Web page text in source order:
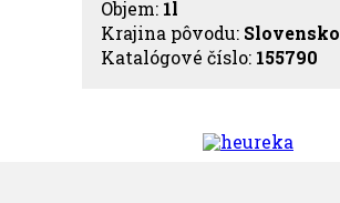
Objem: 1l
Krajina pôvodu: Slovensko
Katalógové číslo: 155790